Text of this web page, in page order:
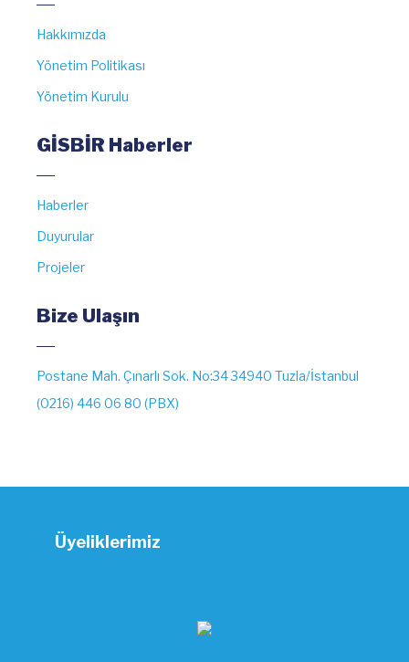
Hakkımızda
Yönetim Politikası
Yönetim Kurulu
GİSBİR Haberler
Haberler
Duyurular
Projeler
Bize Ulaşın
Postane Mah. Çınarlı Sok. No:34 34940 Tuzla/İstanbul
(0216) 446 06 80 (PBX)
Üyeliklerimiz